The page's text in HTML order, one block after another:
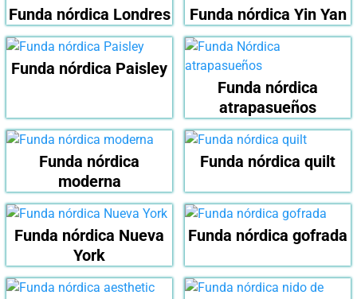
Funda nórdica Londres Funda nórdica Yin Yan
Funda nórdica Paisley
Funda nórdica
atrapasueños
Funda nórdica
moderna
Funda nórdica quilt
Funda nórdica Nueva
York
Funda nórdica gofrada